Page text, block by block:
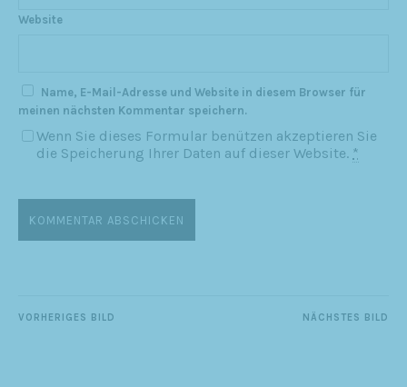
Website
Name, E-Mail-Adresse und Website in diesem Browser für
meinen nächsten Kommentar speichern.
Wenn Sie dieses Formular benützen akzeptieren Sie
die Speicherung Ihrer Daten auf dieser Website. *
NÄCHSTES BILD
VORHERIGES BILD